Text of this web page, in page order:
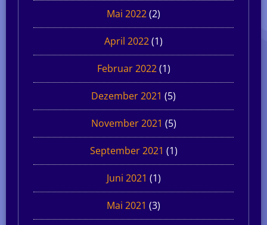
Mai 2022(2)
April 2022(1)
Februar 2022(1)
Dezember 2021 (5)
November 2021 (5)
September 2021 (1)
Juni 2021 (1)
Mai 2021 (3)